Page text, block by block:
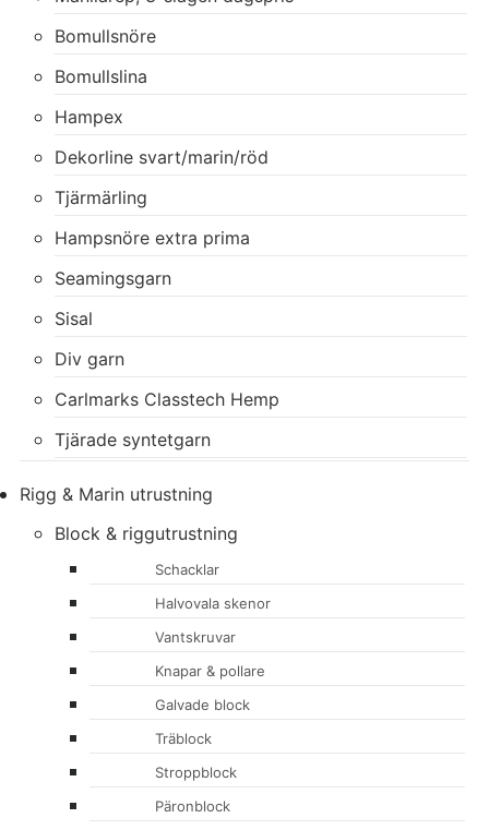
Bomullsnöre
Bomullslina
Hampex
Dekorline svart/marin/röd
Tjärmärling
Hampsnöre extra prima
Seamingsgarn
Sisal
Div garn
Carlmarks Classtech Hemp
Tjärade syntetgarn
Rigg & Marin utrustning
Block & riggutrustning
Schacklar
Halvovala skenor
Vantskruvar
Knapar & pollare
Galvade block
Träblock
Stroppblock
Päronblock